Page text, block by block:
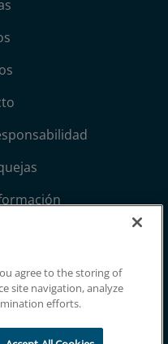
de privacidad
agree to the storing of
site navigation, analyze
efforts.